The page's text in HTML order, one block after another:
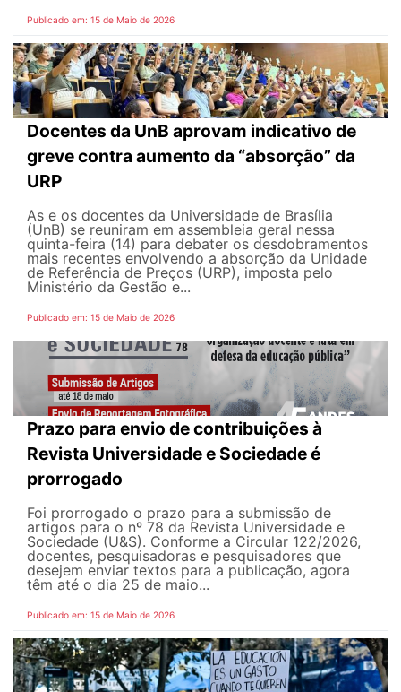
Publicado em: 15 de Maio de 2026
Docentes da UnB aprovam indicativo de
greve contra aumento da “absorção” da
URP
As e os docentes da Universidade de Brasília
(UnB) se reuniram em assembleia geral nessa
quinta-feira (14) para debater os desdobramentos
mais recentes envolvendo a absorção da Unidade
de Referência de Preços (URP), imposta pelo
Ministério da Gestão e...
Publicado em: 15 de Maio de 2026
Prazo para envio de contribuições à
Revista Universidade e Sociedade é
prorrogado
Foi prorrogado o prazo para a submissão de
artigos para o nº 78 da Revista Universidade e
Sociedade (U&S). Conforme a Circular 122/2026,
docentes, pesquisadoras e pesquisadores que
desejem enviar textos para a publicação, agora
têm até o dia 25 de maio...
Publicado em: 15 de Maio de 2026